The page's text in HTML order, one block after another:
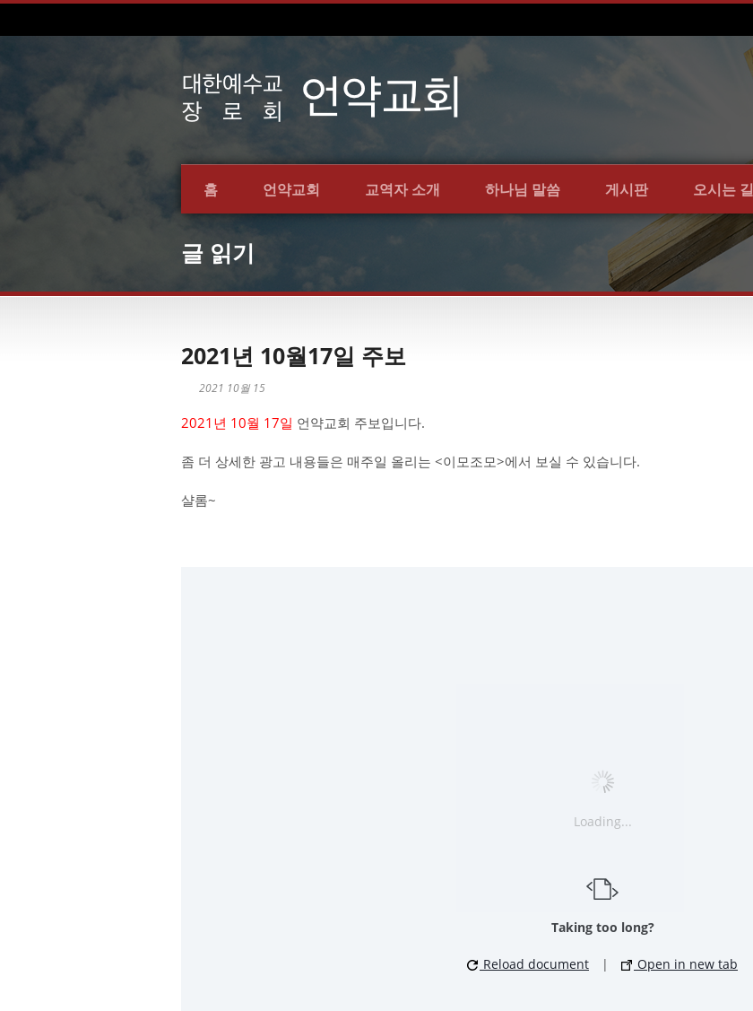
홈 언약교회 교역자 소개 하나님 말씀 게시판 오시는 길
글 읽기
2021년 10월17일 주보
2021 10월 15
2021년 10월 17일 언약교회 주보입니다.
좀 더 상세한 광고 내용들은 매주일 올리는 <이모조모>에서 보실 수 있습니다.
샬롬~
Loading...
Taking too long?
Reload document | Open in new tab